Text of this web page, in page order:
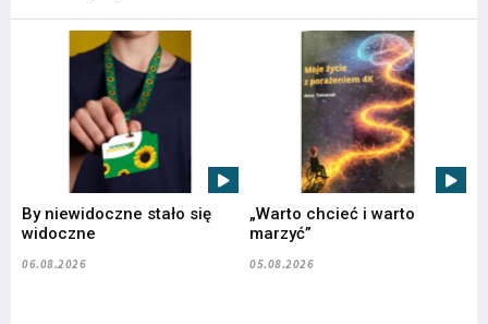
By niewidoczne stało się
widoczne
06.08.2026
„Warto chcieć i warto
marzyć”
05.08.2026